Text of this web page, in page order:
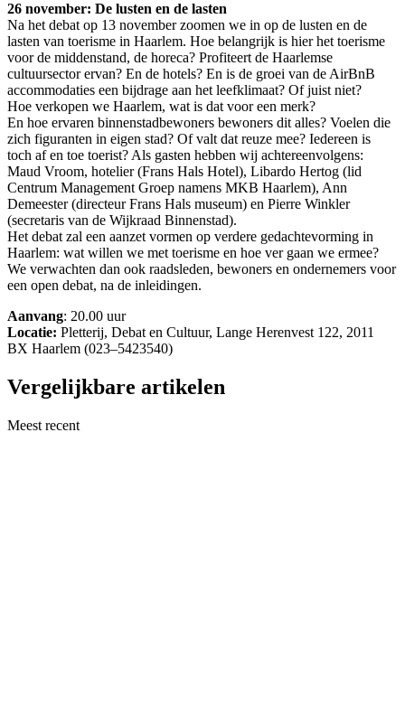
26 november: De lusten en de lasten
Na het debat op 13 november zoomen we in op de lusten en de
lasten van toerisme in Haarlem. Hoe belangrijk is hier het toerisme
voor de middenstand, de horeca? Profiteert de Haarlemse
cultuursector ervan? En de hotels? En is de groei van de AirBnB
accommodaties een bijdrage aan het leefklimaat? Of juist niet?
Hoe verkopen we Haarlem, wat is dat voor een merk?
En hoe ervaren binnenstadbewoners bewoners dit alles? Voelen die
zich figuranten in eigen stad? Of valt dat reuze mee? Iedereen is
toch af en toe toerist? Als gasten hebben wij achtereenvolgens:
Maud Vroom, hotelier (Frans Hals Hotel), Libardo Hertog (lid
Centrum Management Groep namens MKB Haarlem), Ann
Demeester (directeur Frans Hals museum) en Pierre Winkler
(secretaris van de Wijkraad Binnenstad).
Het debat zal een aanzet vormen op verdere gedachtevorming in
Haarlem: wat willen we met toerisme en hoe ver gaan we ermee?
We verwachten dan ook raadsleden, bewoners en ondernemers voor
een open debat, na de inleidingen.
Aanvang: 20.00 uur
Locatie: Pletterij, Debat en Cultuur, Lange Herenvest 122, 2011
BX Haarlem (023–5423540)
Vergelijkbare artikelen
Meest recent